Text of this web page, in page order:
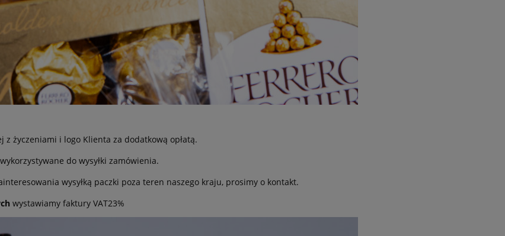
życzeniami i logo Klienta za dodatkową opłatą.
do wysyłki zamówienia.
wysyłką paczki poza teren naszego kraju, prosimy o kontakt.
wystawiamy faktury VAT23%